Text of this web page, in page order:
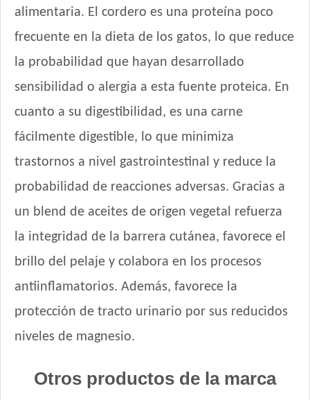
Nutrique Young Adult Cat Healthy Maintenance
Nutrique Young Adult Cat Sterilised / Healthy Weight
Old Prince Equilibrium Gato Adulto
Old Prince Equilibrium Gato Adulto Urinario
Old Prince Premium Gato Adulto
Old Prince Proteínas Noveles Gato Adulto Cordero y Arroz
Old Prince Proteínas Noveles Gato Adulto Esterilizado Cordero
y Arroz Integral
Pampa Gato Adulto
Pipón Pipón Gato Adulto
Pro Plan Gato Adulto Live Clear Reductor de Alérgenos
Pro Plan Gato Adulto Piel & Estómago Sensible
Pro Plan Veterinary Diets Gato Adulto Gastrointestinal
alimentaria. El cordero es una proteína poco
frecuente en la dieta de los gatos, lo que reduce
la probabilidad que hayan desarrollado
sensibilidad o alergia a esta fuente proteica. En
cuanto a su digestibilidad, es una carne
fácilmente digestible, lo que minimiza
trastornos a nivel gastrointestinal y reduce la
probabilidad de reacciones adversas. Gracias a
un blend de aceites de origen vegetal refuerza
la integridad de la barrera cutánea, favorece el
brillo del pelaje y colabora en los procesos
antiinflamatorios. Además, favorece la
protección de tracto urinario por sus reducidos
niveles de magnesio.
Otros productos de la marca